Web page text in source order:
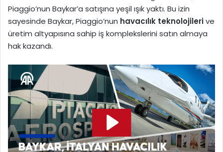
Piaggio’nun Baykar’a satışına yeşil ışık yaktı. Bu izin
sayesinde Baykar, Piaggio’nun havacılık teknolojilerive
üretim altyapısına sahip iş komplekslerini satın almaya
hak kazandı.